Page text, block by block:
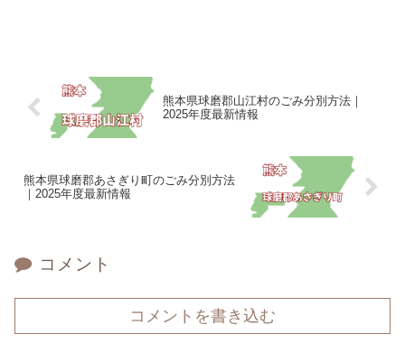
熊本県球磨郡山江村のごみ分別方法｜
2025年度最新情報
熊本県球磨郡あさぎり町のごみ分別方法
｜2025年度最新情報
コメント
コメントを書き込む